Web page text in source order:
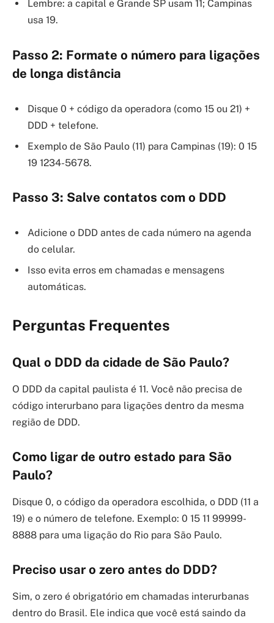
Lembre: a capital e Grande SP usam 11; Campinas
usa 19.
Passo 2: Formate o número para ligações
de longa distância
Disque 0 + código da operadora (como 15 ou 21) +
DDD + telefone.
Exemplo de São Paulo (11) para Campinas (19): 0 15
19 1234-5678.
Passo 3: Salve contatos com o DDD
Adicione o DDD antes de cada número na agenda
do celular.
Isso evita erros em chamadas e mensagens
automáticas.
Perguntas Frequentes
Qual o DDD da cidade de São Paulo?
O DDD da capital paulista é 11. Você não precisa de
código interurbano para ligações dentro da mesma
região de DDD.
Como ligar de outro estado para São
Paulo?
Disque 0, o código da operadora escolhida, o DDD (11 a
19) e o número de telefone. Exemplo: 0 15 11 99999-
8888 para uma ligação do Rio para São Paulo.
Preciso usar o zero antes do DDD?
Sim, o zero é obrigatório em chamadas interurbanas
dentro do Brasil. Ele indica que você está saindo da